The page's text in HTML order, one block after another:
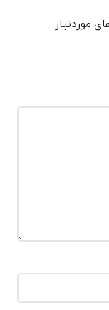
موردنیاز